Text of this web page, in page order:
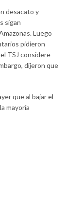
desacato y
sigan
Luego
pidieron
TSJ considere
dijeron que
que al bajar el
mayoría